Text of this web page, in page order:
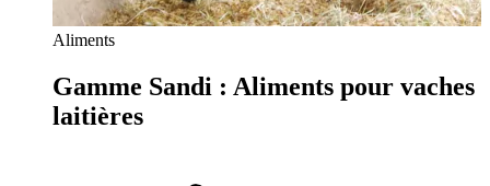
Aliments
Gamme Sandi : Aliments pour vaches
laitières